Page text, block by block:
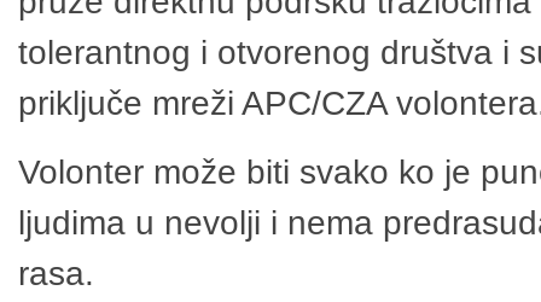
tolerantnog i otvorenog društva i
priključe mreži APC/CZA
Volonter može biti svako ko je
ljudima u nevolji i nema
rasa.